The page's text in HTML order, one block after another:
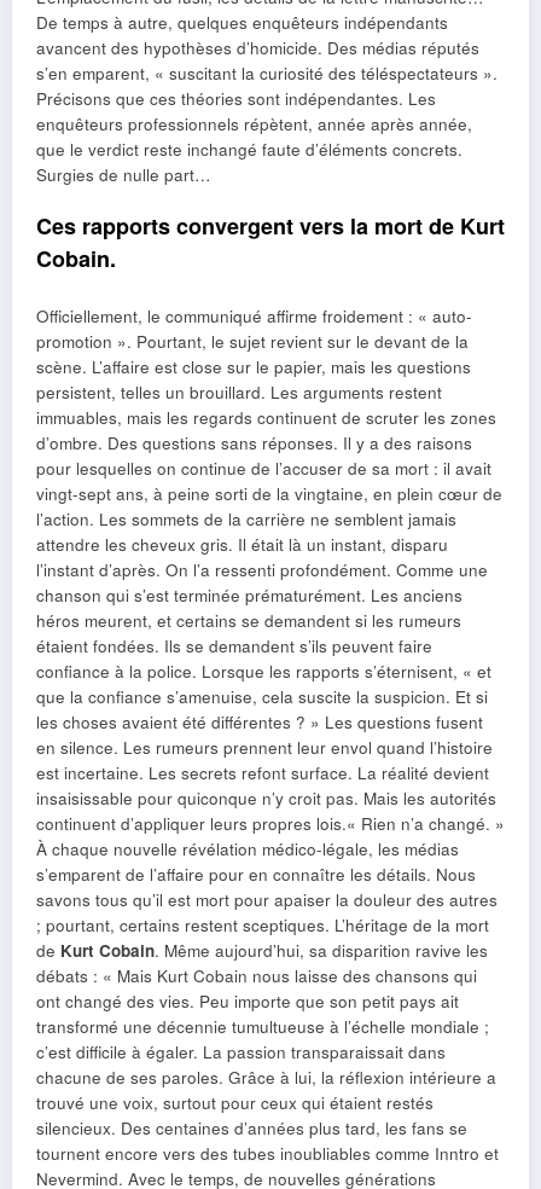
De temps à autre, quelques enquêteurs indépendants
avancent des hypothèses d’homicide. Des médias réputés
s’en emparent, « suscitant la curiosité des téléspectateurs ».
Précisons que ces théories sont indépendantes. Les
enquêteurs professionnels répètent, année après année,
que le verdict reste inchangé faute d’éléments concrets.
Surgies de nulle part…
Ces rapports convergent vers la mort de Kurt
Cobain.
Officiellement, le communiqué affirme froidement : « auto-
promotion ». Pourtant, le sujet revient sur le devant de la
scène. L’affaire est close sur le papier, mais les questions
persistent, telles un brouillard. Les arguments restent
immuables, mais les regards continuent de scruter les zones
d’ombre. Des questions sans réponses. Il y a des raisons
pour lesquelles on continue de l’accuser de sa mort : il avait
vingt-sept ans, à peine sorti de la vingtaine, en plein cœur de
l’action. Les sommets de la carrière ne semblent jamais
attendre les cheveux gris. Il était là un instant, disparu
l’instant d’après. On l’a ressenti profondément. Comme une
chanson qui s’est terminée prématurément. Les anciens
héros meurent, et certains se demandent si les rumeurs
étaient fondées. Ils se demandent s’ils peuvent faire
confiance à la police. Lorsque les rapports s’éternisent, « et
que la confiance s’amenuise, cela suscite la suspicion. Et si
les choses avaient été différentes ? » Les questions fusent
en silence. Les rumeurs prennent leur envol quand l’histoire
est incertaine. Les secrets refont surface. La réalité devient
insaisissable pour quiconque n’y croit pas. Mais les autorités
continuent d’appliquer leurs propres lois.« Rien n’a changé. »
À chaque nouvelle révélation médico-légale, les médias
s’emparent de l’affaire pour en connaître les détails. Nous
savons tous qu’il est mort pour apaiser la douleur des autres
; pourtant, certains restent sceptiques. L’héritage de la mort
de Kurt Cobain. Même aujourd’hui, sa disparition ravive les
débats : « Mais Kurt Cobain nous laisse des chansons qui
ont changé des vies. Peu importe que son petit pays ait
transformé une décennie tumultueuse à l’échelle mondiale ;
c’est difficile à égaler. La passion transparaissait dans
chacune de ses paroles. Grâce à lui, la réflexion intérieure a
trouvé une voix, surtout pour ceux qui étaient restés
silencieux. Des centaines d’années plus tard, les fans se
tournent encore vers des tubes inoubliables comme Inntro et
Nevermind. Avec le temps, de nouvelles générations